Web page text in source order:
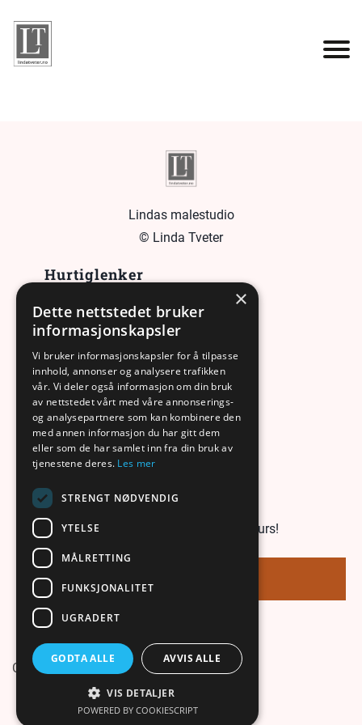
Lindas malestudio
© Linda Tveter
Hurtiglenker
Hjem
Artikler
Om meg
Kontakt
Malekurs
Kom i gang med Lindas malekurs!
Cookies
×
Dette nettstedet bruker
informasjonskapsler
Vi bruker informasjonskapsler for å tilpasse
innhold, annonser og analysere trafikken
vår. Vi deler også informasjon om din bruk
av nettstedet vårt med våre annonserings-
og analysepartnere som kan kombinere den
med annen informasjon du har gitt dem
eller som de har samlet inn fra din bruk av
tjenestene deres. Les mer
STRENGT NØDVENDIG
YTELSE
MÅLRETTING
FUNKSJONALITET
UGRADERT
GODTA ALLE AVVIS ALLE
VIS DETALJER
POWERED BY COOKIESCRIPT